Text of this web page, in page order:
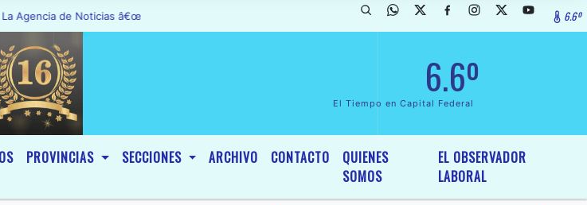
Noticias â€œA1 Noticiasâ€, fue declarada de InterÃ©s General y Legislativo, por Ordenanza NÂº 6236/19 del6.6º
6.6º
El Tiempo en Capital Federal
PROVINCIAS SECCIONES ARCHIVO CONTACTO
QUIENES
SOMOS
EL OBSERVADOR
LABORAL